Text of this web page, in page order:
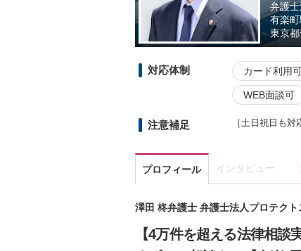
弁護
有楽町
東京都
対応体制 カード利用
WEB面談可
注意補足 ［土日祝日も
プロフィール インタビュー
澤田 柊弁護士 弁護士法人プロテクト
【4万件を超える法律相談